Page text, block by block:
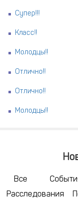
Супер!!!
Класс!!
Молодцы!!
Отлично!!
Отлично!!
Молодцы!!
Все
Расследования